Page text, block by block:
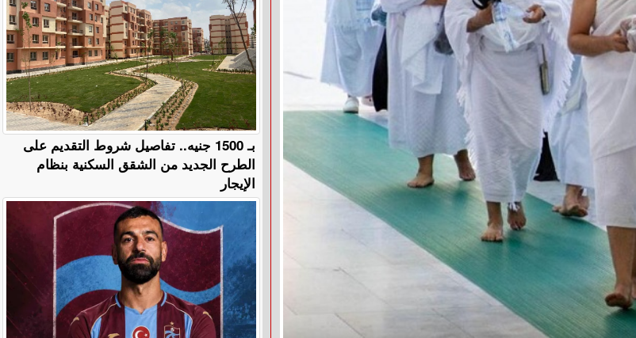
بـ 1500 جنيه.. تفاصيل شروط التقديم على
الطرح الجديد من الشقق السكنية بنظام
الإيجار